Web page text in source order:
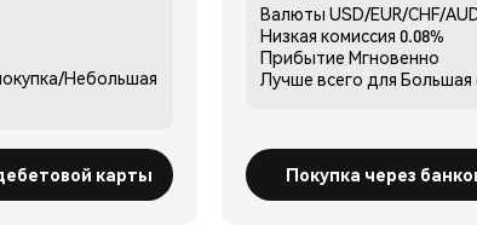
Небольшая
карты
Валюты USD/EUR/CHF/
Низкая комиссия 0.08%
Прибытие Мгновенно
Лучше всего для Большая
Покупка через